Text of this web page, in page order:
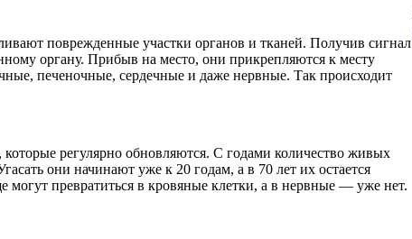
поврежденные участки органов и тканей. Получив сигнал
органу. Прибыв на место, они прикрепляются к месту
печеночные, сердечные и даже нервные. Так происходит
регулярно обновляются. С годами количество живых
они начинают уже к 20 годам, а в 70 лет их остается
превратиться в кровяные клетки, а в нервные — уже нет.